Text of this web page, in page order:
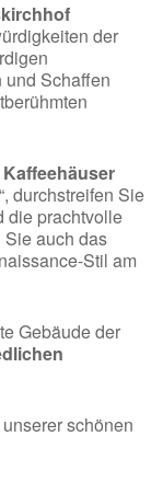
der
Schaffen
durchstreifen Sie
die prachtvolle
Sie auch das
Stil am
Gebäude der
schönen